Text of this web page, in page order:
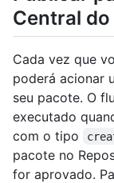
Central
Cada vez que
poderá acionar
seu pacote. O
executado
com o tipo
pacote no
for aprovado.